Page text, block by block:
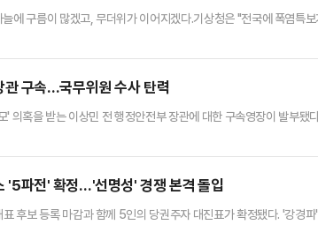
에 구름이 많겠고, 무더위가 이어지겠다.기상청은 "전국에 폭염특
미끄러운 곳이 있겠다.아침 최저기온은 23~27도, 낮 최고기온은
관 구속…국무위원 수사 탄력
' 의혹을 받는 이상민 전 행정안전부 장관에 대한 구속영장이 발부됐
발부했다.김용현 전 국방부 장관에 이어 비상계엄 사태와 관련해 구
'5파전' 확정…'선명성' 경쟁 본격 돌입
후보 등록 마감과 함께 5인의 당권주자 대진표가 확정됐다. '강경